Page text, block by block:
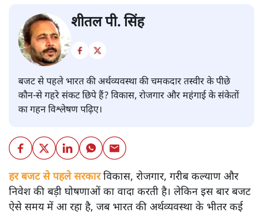
शीतल पी. सिंह
बजट से पहले भारत की अर्थव्यवस्था की चमकदार तस्वीर के पीछे
कौन-से गहरे संकट छिपे हैं? विकास, रोजगार और महंगाई के संकेतों
का गहन विश्लेषण पढ़िए।
हर बजट से पहले सरकारविकास, रोजगार, गरीब कल्याण और
निवेश की बड़ी घोषणाओं का वादा करती है। लेकिन इस बार बजट
ऐसे समय में आ रहा है, जब भारत की अर्थव्यवस्था के भीतर कई